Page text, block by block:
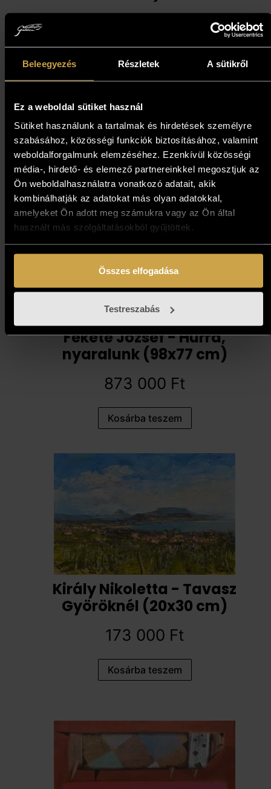
Beleegyezés Részletek A sütikről
Ez a weboldal sütiket használ
Sütiket használunk a tartalmak és hirdetések személyre
szabásához, közösségi funkciók biztosításához, valamint
weboldalforgalmunk elemzéséhez. Ezenkívül közösségi
média-, hirdető- és elemező partnereinkkel megosztjuk az
Ön weboldalhasználatra vonatkozó adatait, akik
kombinálhatják az adatokat más olyan adatokkal,
amelyeket Ön adott meg számukra vagy az Ön által
használt más szolgáltatásokból gyűjtöttek.
Összes elfogadása
Testreszabás
Fekete József - Hurrá,
nyaralunk (98x77 cm)
873 000 Ft
Kosárba teszem
Király Nikoletta - Tavasz
Györöknél (20x30 cm)
173 000 Ft
Kosárba teszem